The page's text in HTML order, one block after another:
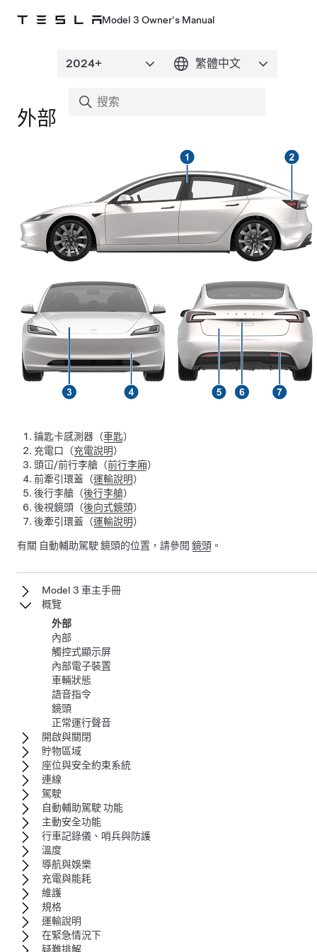
Model 3 Owner's Manual
外部
鑰匙卡感測器（車匙）
充電口（充電說明）
頭冚/前行李艙（前行李廂）
前牽引環蓋（運輸說明）
後行李艙（後行李艙）
後視鏡頭（後向式鏡頭）
後牽引環蓋（運輸說明）
有關 自動輔助駕駛鏡頭的位置，請參閱 鏡頭 。
Model 3 車主手冊
概覽
外部
內部
觸控式顯示屏
內部電子裝置
車輛狀態
語音指令
鏡頭
正常運行聲音
開啟與關閉
貯物區域
座位與安全約束系統
連線
駕駛
自動輔助駕駛 功能
主動安全功能
行車記錄儀、哨兵與防護
溫度
導航與娛樂
充電與能耗
維護
規格
運輸說明
在緊急情況下
疑難排解